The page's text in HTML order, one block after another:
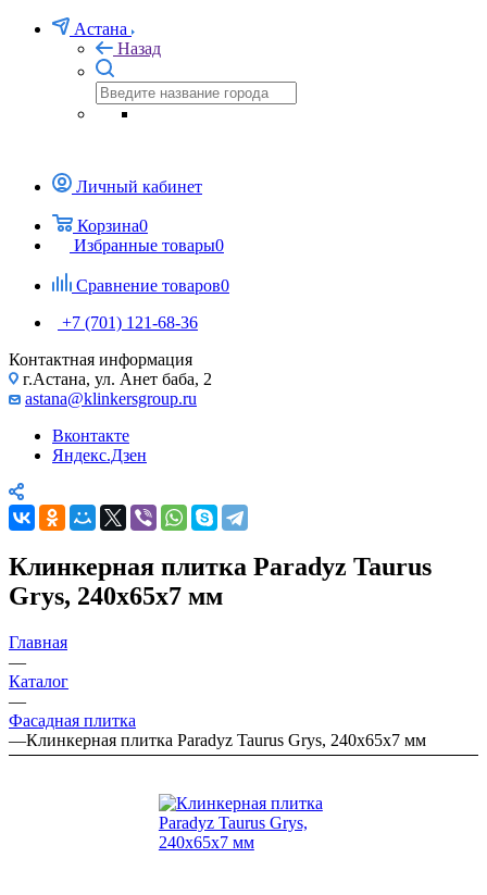
Астана
Назад
Личный кабинет
Корзина0
Избранные товары0
Сравнение товаров0
+7 (701) 121-68-36
Контактная информация
г.Астана, ул. Анет баба, 2
astana@klinkersgroup.ru
Вконтакте
Яндекс.Дзен
Клинкерная плитка Paradyz Taurus
Grys, 240х65х7 мм
Главная
—
Каталог
—
Фасадная плитка
—Клинкерная плитка Paradyz Taurus Grys, 240х65х7 мм